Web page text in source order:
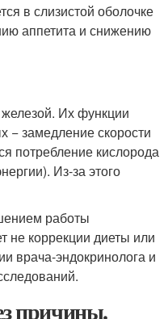
в слизистой оболочке
аппетита и снижению
Их функции
− замедление скорости
потребление кислорода
Из-за этого
работы
не коррекции диеты или
врача-эндокринолога и
причины.